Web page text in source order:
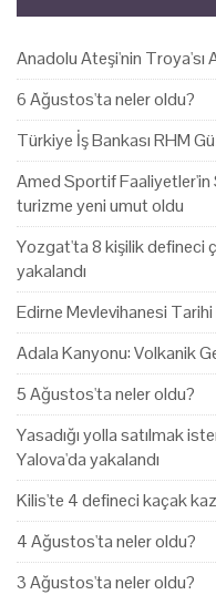
Anadolu Ateşi'nin Troya'sı
6 Ağustos'ta neler oldu?
Türkiye İş Bankası RHM
Amed Sportif Faaliyetler'in
turizme yeni umut oldu
Yozgat'ta 8 kişilik defineci
yakalandı
Edirne Mevlevihanesi
Adala Kanyonu: Volkanik
5 Ağustos'ta neler oldu?
Yasadığı yolla satılmak
Yalova'da yakalandı
Kilis'te 4 defineci kaçak
4 Ağustos'ta neler oldu?
3 Ağustos'ta neler oldu?